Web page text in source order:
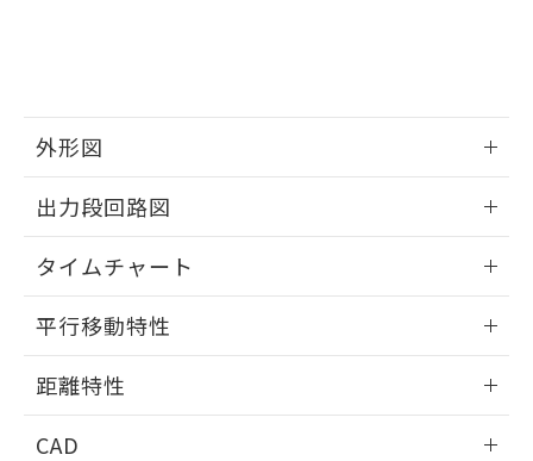
外形図
出力段回路図
タイムチャート
平行移動特性
距離特性
CAD
ビス）をご利用いただくには、I-Web
お客様が当ウェブサイト上で当社にご
登録された部品リストについて、当社
および当社の共同利用者が、当社の製
品・サービスに関するお客様との取
引・商談に必要な範囲で利用すること
をご了承ください。
※当社の共同利用者とは、
指します。
※3 非含有証明書ダウンロード
下記の非含有証明書をダウンロードするこ
とができます。
EU RoHS指令（10物質）の非含有証明書
51物質の非含有証明書（当社基準）
※本証明書は発行日時点で非含有を証明す
るもので、過去に遡って非含有を証明する
及ぼさない年数を意味します。
「－」：未確認です。当社販売部門へお問
い合わせください。
法に輸出するおそれがある場合は、取
白
情報を公開していない機種